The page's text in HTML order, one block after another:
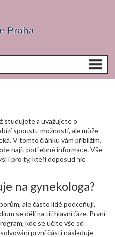
studujete a uvažujete o
spoustu možností, ale může
V tomto článku vám přiblížím,
najít potřebné informace. Vše
i pro ty, kteří doposud nic
na gynekologa?
ale často lidé podceňují,
se dělí na tři hlavní fáze. První
kde se učíte vše od
první části následuje